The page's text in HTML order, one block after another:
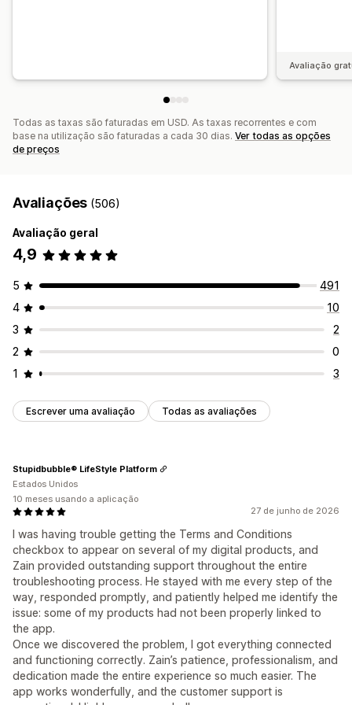
Avaliação
Todas as taxas são faturadas em USD. As taxas recorrentes e com
base na utilização são faturadas a cada 30 dias. Ver todas as opções
de preços
Avaliações (506)
Avaliação geral
4,9
5
491
4
10
3
2
2
0
1
3
Escrever uma avaliação Todas as avaliações
27 de junho de 2026
I was having trouble getting the Terms and Conditions
checkbox to appear on several of my digital products, and
Zain provided outstanding support throughout the entire
troubleshooting process. He stayed with me every step of the
way, responded promptly, and patiently helped me identify the
issue: some of my products had not been properly linked to
the app.
Once we discovered the problem, I got everything connected
and functioning correctly. Zain’s patience, professionalism, and
dedication made the entire experience so much easier. The
app works wonderfully, and the customer support is
Stupidbubble® LifeStyle Platform
Estados Unidos
10 meses usando a aplicação